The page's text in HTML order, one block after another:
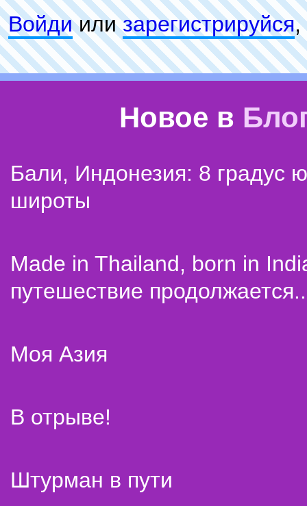
Войдиилизарeгиcтpируйся,
Новое в
Бали, Индонезия: 8 градус
широты
Made in Thailand, born in
путешествие
Моя Азия
В отрыве!
Штурман в пути